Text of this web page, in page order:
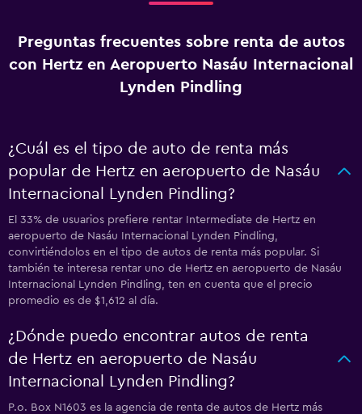
Preguntas frecuentes sobre renta de autos
con Hertz en Aeropuerto Nasáu Internacional
Lynden Pindling
¿Cuál es el tipo de auto de renta más
popular de Hertz en aeropuerto de Nasáu
Internacional Lynden Pindling?
El 33% de usuarios prefiere rentar Intermediate de Hertz en
aeropuerto de Nasáu Internacional Lynden Pindling,
convirtiéndolos en el tipo de autos de renta más popular. Si
también te interesa rentar uno de Hertz en aeropuerto de Nasáu
Internacional Lynden Pindling, ten en cuenta que el precio
promedio es de $1,612 al día.
¿Dónde puedo encontrar autos de renta
de Hertz en aeropuerto de Nasáu
Internacional Lynden Pindling?
P.o. Box N1603 es la agencia de renta de autos de Hertz más